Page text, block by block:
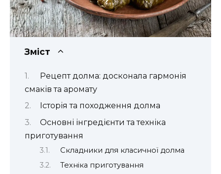
Зміст
Рецепт долма: досконала гармонія
смаків та аромату
Історія та походження долма
Основні інгредієнти та техніка
приготування
Складники для класичної долма
Техніка приготування